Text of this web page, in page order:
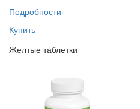
Подробности
Купить
Желтые таблетки